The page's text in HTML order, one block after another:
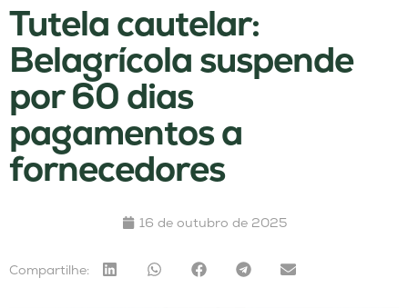
Tutela cautelar:
Belagrícola suspende
por 60 dias
pagamentos a
fornecedores
16 de outubro de 2025
Compartilhe: